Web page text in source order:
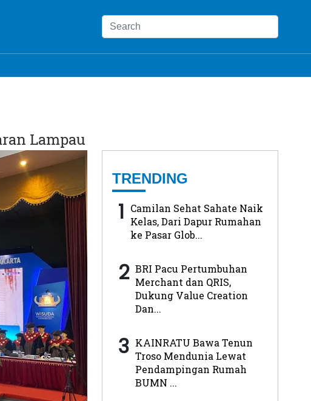
Lampau
TRENDING
1 Camilan Sehat Sahate Naik
Kelas, Dari Dapur Rumahan
ke Pasar Glob...
2 BRI Pacu Pertumbuhan
Merchant dan QRIS,
Dukung Value Creation
Dan...
3 KAINRATU Bawa Tenun
Troso Mendunia Lewat
Pendampingan Rumah
BUMN ...